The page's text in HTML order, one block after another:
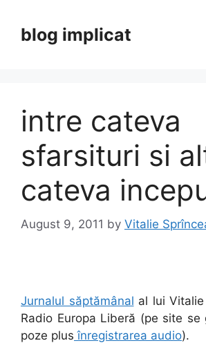
contentblog implicat
intre cateva
sfarsituri si
cateva
August 9, 2011 by Vitalie
Jurnalul săptămânal al lui
Radio Europa Liberă (pe site se
poze plus înregistrarea audio).